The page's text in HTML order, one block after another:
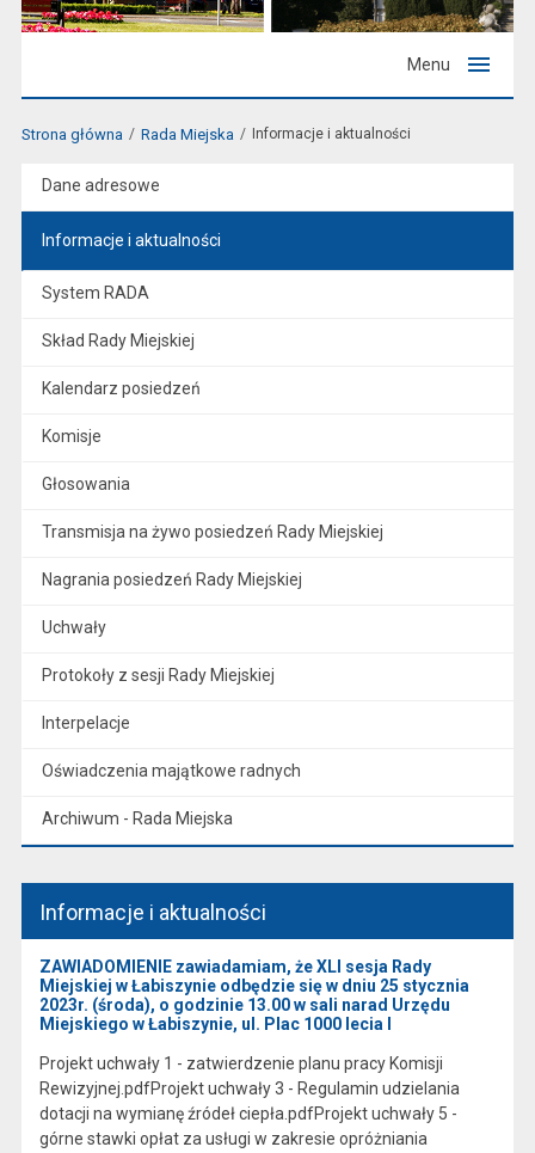
Menu
Strona główna Rada Miejska Informacje i aktualności
Dane adresowe
Informacje i aktualności
System RADA
Skład Rady Miejskiej
Kalendarz posiedzeń
Komisje
Głosowania
Transmisja na żywo posiedzeń Rady Miejskiej
Nagrania posiedzeń Rady Miejskiej
Uchwały
Protokoły z sesji Rady Miejskiej
Interpelacje
Oświadczenia majątkowe radnych
Archiwum - Rada Miejska
Informacje i aktualności
ZAWIADOMIENIE zawiadamiam, że XLI sesja Rady
Miejskiej w Łabiszynie odbędzie się w dniu 25 stycznia
2023r. (środa), o godzinie 13.00 w sali narad Urzędu
Miejskiego w Łabiszynie, ul. Plac 1000 lecia l
Projekt uchwały 1 - zatwierdzenie planu pracy Komisji
Rewizyjnej.pdfProjekt uchwały 3 - Regulamin udzielania
dotacji na wymianę źródeł ciepła.pdfProjekt uchwały 5 -
górne stawki opłat za usługi w zakresie opróżniania